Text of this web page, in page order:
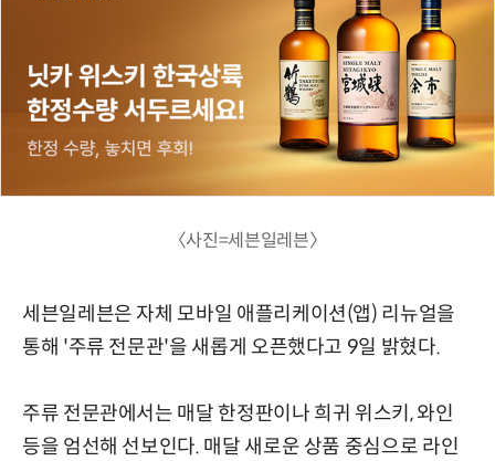
〈사진=세븐일레븐〉
세븐일레븐은 자체 모바일 애플리케이션(앱) 리뉴얼을
통해 '주류 전문관'을 새롭게 오픈했다고 9일 밝혔다.
주류 전문관에서는 매달 한정판이나 희귀 위스키, 와인
등을 엄선해 선보인다. 매달 새로운 상품 중심으로 라인